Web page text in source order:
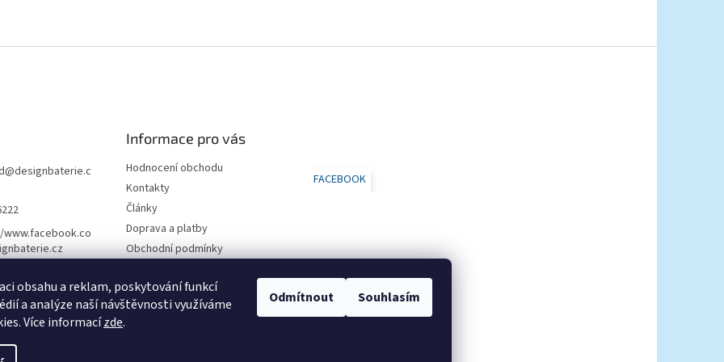
obsahu a reklam, poskytování funkcí
a analýze naší návštěvnosti využíváme
Více informacízde.
Odmítnout Souhlasím
@designbaterie.c
Informace pro vás
Hodnocení obchodu
Kontakty
Články
Doprava a platby
Obchodní podmínky
údajů
SLEVA na první nákup 500 kč
FACEBOOK